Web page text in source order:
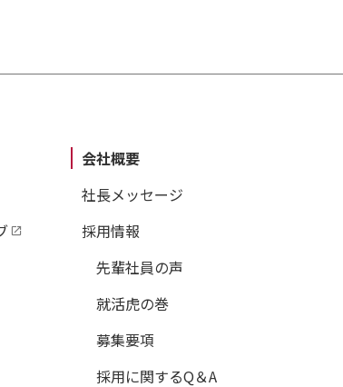
会社概要
社長メッセージ
採用情報
先輩社員の声
就活虎の巻
募集要項
採用に関するQ＆A